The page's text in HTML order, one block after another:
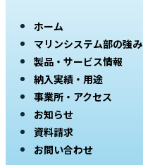
ホーム
マリンシステム部の強み
製品・サービス情報
納入実績・用途
事業所・アクセス
お知らせ
資料請求
お問い合わせ